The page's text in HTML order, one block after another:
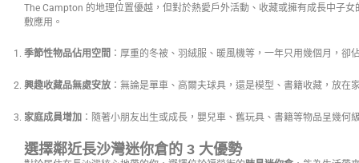
The Campton 的地理位置優越，但對於熱愛戶外活動、收藏或擁有成長中子
敷應用。
季節性物品佔用空間 ：厚重的冬被、羽絨服、暖風機等，一年只用幾個月，卻
興趣收藏品無處安放 ：無論是單車、高爾夫球具，還是模型、書籍收藏，放在
家庭成員增加 ：隨著小朋友出生或成長，嬰兒車、舊玩具、書籍等物品呈幾何
選擇鄰近長沙灣迷你倉的 3 大優勢